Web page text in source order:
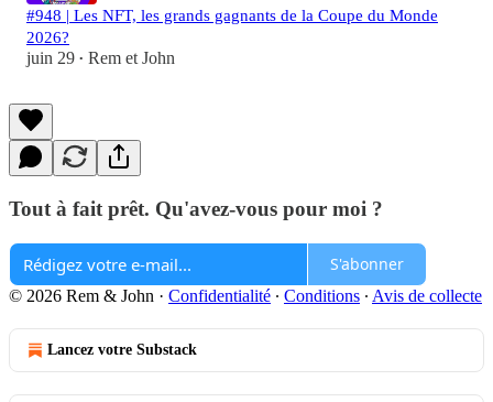
#948 | Les NFT, les grands gagnants de la Coupe du Monde
2026?
juin 29 • Rem et John
Tout à fait prêt. Qu'avez-vous pour moi ?
S'abonner
© 2026 Rem & John · Confidentialité ∙ Conditions ∙ Avis de collecte
Lancez votre Substack